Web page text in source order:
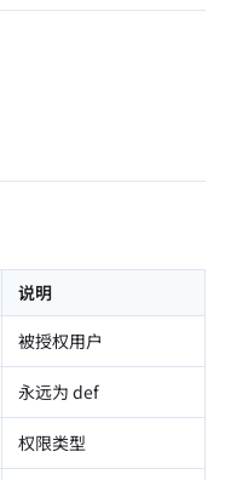
说明
被授权用户
永远为 def
权限类型